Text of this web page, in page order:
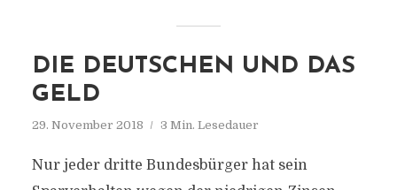
DIE DEUTSCHEN UND DAS
GELD
29. November 2018 3 Min. Lesedauer
Nur jeder dritte Bundesbürger hat sein